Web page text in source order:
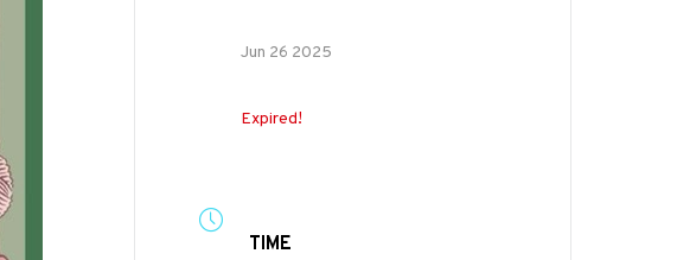
Jun 26 2025
Expired!
TIME